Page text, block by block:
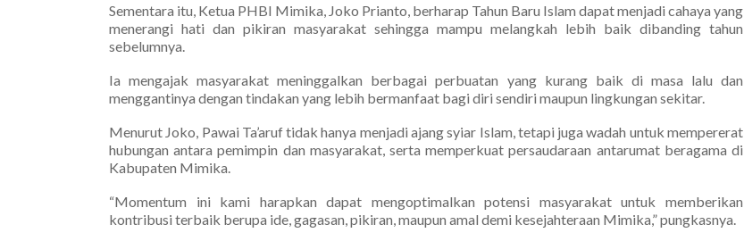
Sementara itu, Ketua PHBI Mimika, Joko Prianto, berharap Tahun Baru Islam dapat menjadi cahaya yang
menerangi hati dan pikiran masyarakat sehingga mampu melangkah lebih baik dibanding tahun
sebelumnya.
Ia mengajak masyarakat meninggalkan berbagai perbuatan yang kurang baik di masa lalu dan
menggantinya dengan tindakan yang lebih bermanfaat bagi diri sendiri maupun lingkungan sekitar.
Menurut Joko, Pawai Ta’aruf tidak hanya menjadi ajang syiar Islam, tetapi juga wadah untuk mempererat
hubungan antara pemimpin dan masyarakat, serta memperkuat persaudaraan antarumat beragama di
Kabupaten Mimika.
“Momentum ini kami harapkan dapat mengoptimalkan potensi masyarakat untuk memberikan
kontribusi terbaik berupa ide, gagasan, pikiran, maupun amal demi kesejahteraan Mimika,” pungkasnya.